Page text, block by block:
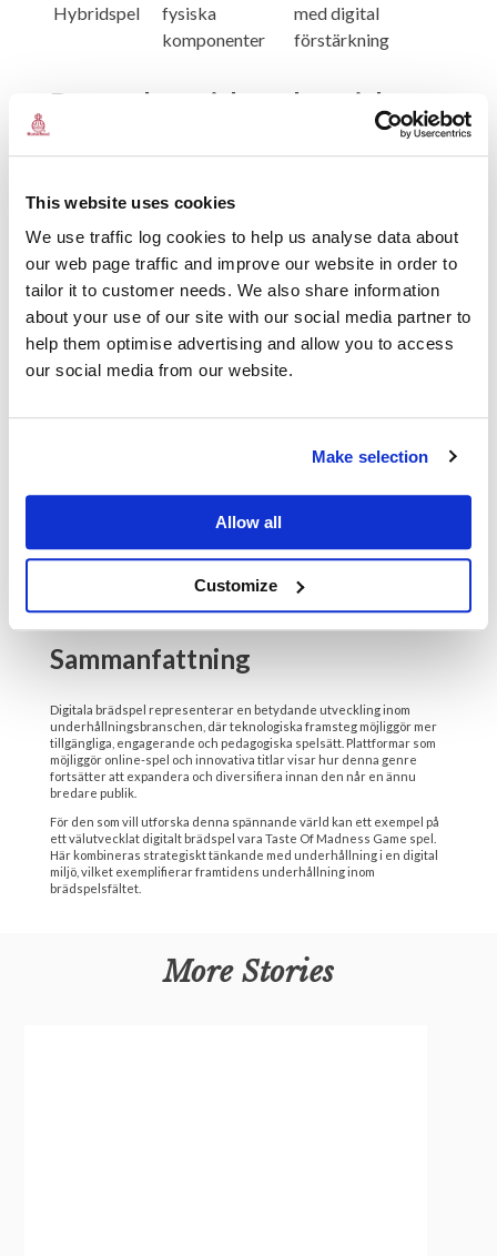
This website uses cookies
We use traffic log cookies to help us analyse data about
our web page traffic and improve our website in order to
tailor it to customer needs. We also share information
about your use of our site with our social media partner to
help them optimise advertising and allow you to access
our social media from our website.
Make selection
Allow all
Customize
Hybridspel
fysiska
komponenter
med digital
förstärkning
Den pedagogiska och sociala
potentialen
En viktig aspekt av digitala brädspel är deras kapacitet att främja
kognitiva färdigheter och social interaktion. Forskning visar att
framtidsplanering.
“Digitala brädspel erbjuder inte bara underhållning, utan
även ett verktyg för utbildning och social samvaro, vilket gör
Dr. Karin Svensson, expert på pedagogisk teknologi.
Framtidsperspektiv och
innovation
Med den snabba utvecklingen inom artificiell intelligens och
innovativa inslag. Plattformar som Taste Of Madness Game spel visar
prov på hur avancerad teknik kan skapa immersiva och strategiskt
utmanande miljöer för spelare världen över.
Det är tydligt att denna hybrid av tradition och innovation skapar en
sträcker sig bortom den fysiska upplevelsen och in i en digital, global
gemenskap.
Sammanfattning
Digitala brädspel representerar en betydande utveckling inom
underhållningsbranschen, där teknologiska framsteg möjliggör mer
tillgängliga, engagerande och pedagogiska spelsätt. Plattformar som
möjliggör online-spel och innovativa titlar visar hur denna genre
fortsätter att expandera och diversifiera innan den når en ännu
bredare publik.
För den som vill utforska denna spännande värld kan ett exempel på
ett välutvecklat digitalt brädspel vara Taste Of Madness Game spel.
Här kombineras strategiskt tänkande med underhållning i en digital
miljö, vilket exemplifierar framtidens underhållning inom
brädspelsfältet.
More Stories